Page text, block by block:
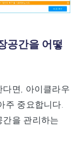
공간을 어떻
면, 아이클라우
주 중요합니다.
을 관리하는